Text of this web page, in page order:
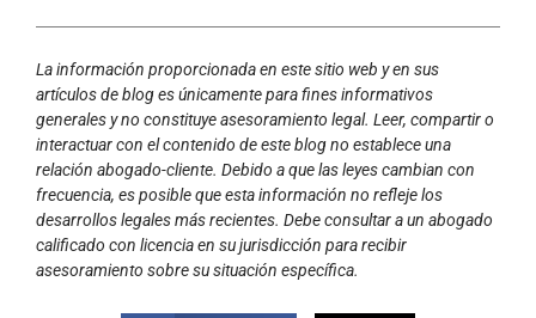
La información proporcionada en este sitio web y en sus
artículos de blog es únicamente para fines informativos
generales y no constituye asesoramiento legal. Leer, compartir o
interactuar con el contenido de este blog no establece una
relación abogado-cliente. Debido a que las leyes cambian con
frecuencia, es posible que esta información no refleje los
desarrollos legales más recientes. Debe consultar a un abogado
calificado con licencia en su jurisdicción para recibir
asesoramiento sobre su situación específica.